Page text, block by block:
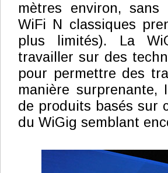
mètres environ, sans
WiFi N classiques
plus limités). La
travailler sur des
pour permettre des
manière surprenante,
de produits basés sur
du WiGig semblant